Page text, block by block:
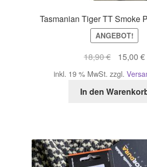
Tasmanian Tiger TT Smoke
ANGEBOT!
18,90€
Preis
war:
18,90 €
15,00 €
inkl. 19 % MwSt. zzgl.
In den